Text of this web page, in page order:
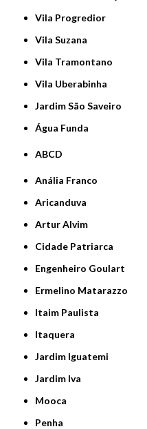
Vila Progredior
Vila Suzana
Vila Tramontano
Vila Uberabinha
jardim São Saveiro
Água Funda
ABCD
Anália Franco
Aricanduva
Artur Alvim
Cidade Patriarca
Engenheiro Goulart
Ermelino Matarazzo
Itaim Paulista
Itaquera
Jardim Iguatemi
Jardim Iva
Mooca
Penha